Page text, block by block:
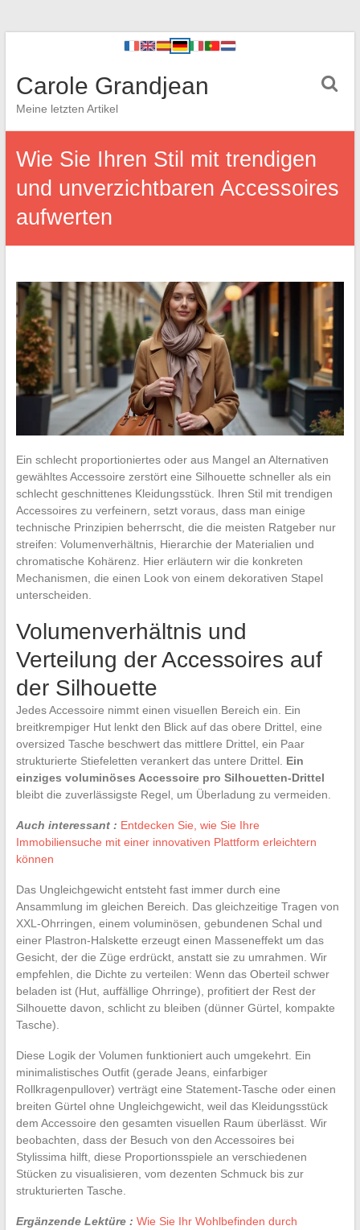
Carole Grandjean
Meine letzten Artikel
Wie Sie Ihren Stil mit trendigen
und unverzichtbaren Accessoires
aufwerten
Ein schlecht proportioniertes oder aus Mangel an Alternativen
gewähltes Accessoire zerstört eine Silhouette schneller als ein
schlecht geschnittenes Kleidungsstück. Ihren Stil mit trendigen
Accessoires zu verfeinern, setzt voraus, dass man einige
technische Prinzipien beherrscht, die die meisten Ratgeber nur
streifen: Volumenverhältnis, Hierarchie der Materialien und
chromatische Kohärenz. Hier erläutern wir die konkreten
Mechanismen, die einen Look von einem dekorativen Stapel
unterscheiden.
Volumenverhältnis und
Verteilung der Accessoires auf
der Silhouette
Jedes Accessoire nimmt einen visuellen Bereich ein. Ein
breitkrempiger Hut lenkt den Blick auf das obere Drittel, eine
oversized Tasche beschwert das mittlere Drittel, ein Paar
strukturierte Stiefeletten verankert das untere Drittel. Ein
einziges voluminöses Accessoire pro Silhouetten-Drittel
bleibt die zuverlässigste Regel, um Überladung zu vermeiden.
Auch interessant : Entdecken Sie, wie Sie Ihre
Immobiliensuche mit einer innovativen Plattform erleichtern
können
Das Ungleichgewicht entsteht fast immer durch eine
Ansammlung im gleichen Bereich. Das gleichzeitige Tragen von
XXL-Ohrringen, einem voluminösen, gebundenen Schal und
einer Plastron-Halskette erzeugt einen Masseneffekt um das
Gesicht, der die Züge erdrückt, anstatt sie zu umrahmen. Wir
empfehlen, die Dichte zu verteilen: Wenn das Oberteil schwer
beladen ist (Hut, auffällige Ohrringe), profitiert der Rest der
Silhouette davon, schlicht zu bleiben (dünner Gürtel, kompakte
Tasche).
Diese Logik der Volumen funktioniert auch umgekehrt. Ein
minimalistisches Outfit (gerade Jeans, einfarbiger
Rollkragenpullover) verträgt eine Statement-Tasche oder einen
breiten Gürtel ohne Ungleichgewicht, weil das Kleidungsstück
dem Accessoire den gesamten visuellen Raum überlässt. Wir
beobachten, dass der Besuch von den Accessoires bei
Stylissima hilft, diese Proportionsspiele an verschiedenen
Stücken zu visualisieren, vom dezenten Schmuck bis zur
strukturierten Tasche.
Ergänzende Lektüre : Wie Sie Ihr Wohlbefinden durch